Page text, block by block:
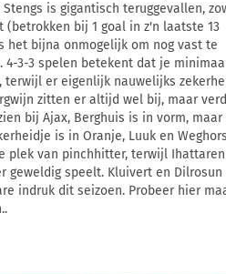
is gigantisch teruggevallen,
(betrokken bij 1 goal in z'n laatste 13
het bijna onmogelijk om nog vast te
4-3-3 spelen betekent dat je
terwijl er eigenlijk nauwelijks
zitten er altijd wel bij, maar
bij Ajax, Berghuis is in vorm, maar
is in Oranje, Luuk en
plek van pinchhitter, terwijl
geweldig speelt. Kluivert en Dilrosun
indruk dit seizoen. Probeer hier